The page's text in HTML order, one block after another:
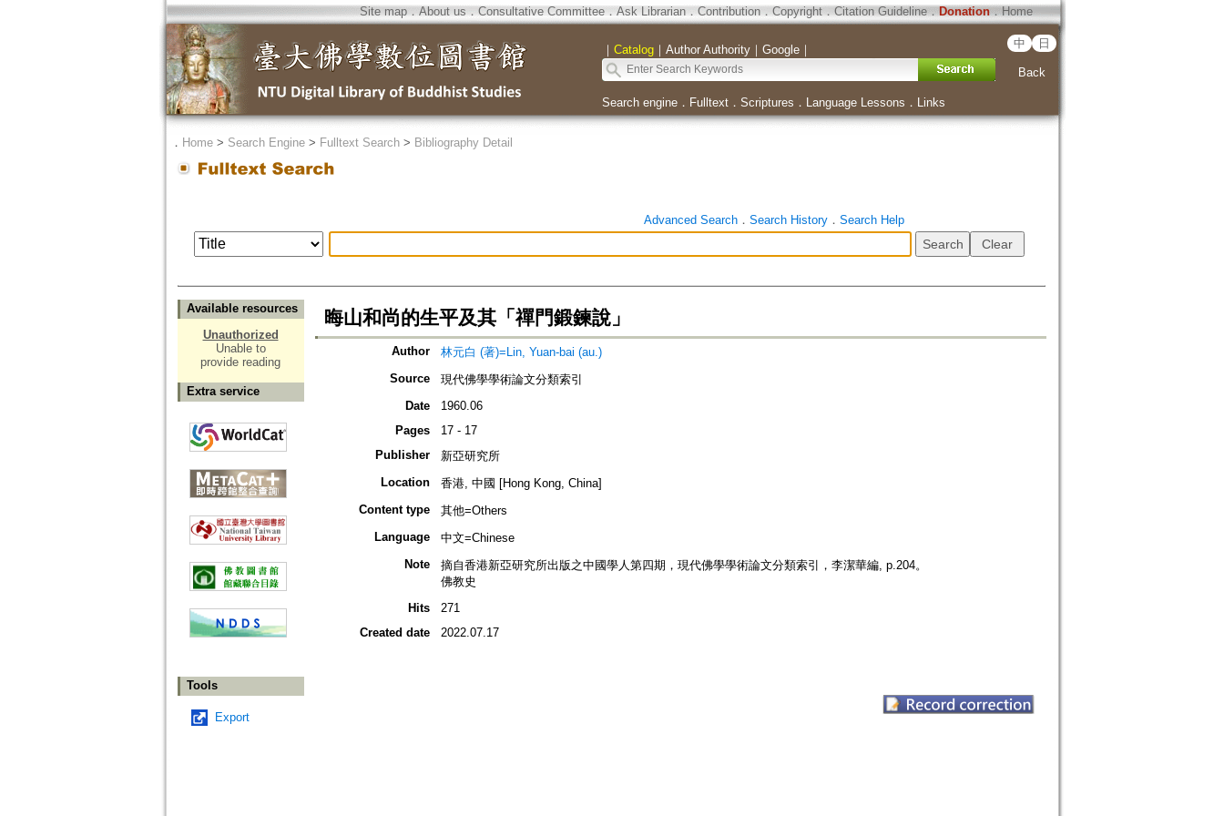
Site map．About us ． Consultative Committee． Ask Librarian． Contribution．Copyright．Citation Guideline． Donation．Home
｜ Catalog｜ Author Authority｜ Google｜ 中 日
Back
Search engine． Fulltext． Scriptures ． Language Lessons ． Links
． Home> Search Engine> Fulltext Search> Bibliography Detail
Advanced Search． Search History． Search Help
Available resources
Unauthorized
Unable to
provide reading
Extra service
Tools
Export
晦山和尚的生平及其「禪門鍛鍊說」
Author
林元白 (著)=Lin, Yuan-bai (au.)
Source
現代佛學學術論文分類索引
Date
1960.06
Pages
17 - 17
Publisher
新亞研究所
Location
香港, 中國 [Hong Kong, China]
Content type
其他=Others
Language
中文=Chinese
Note
摘自香港新亞研究所出版之中國學人第四期，現代佛學學術論文分類索引，李潔華編, p.204。
佛教史
Hits
271
Created date
2022.07.17